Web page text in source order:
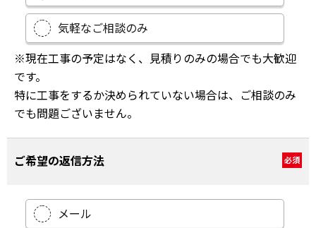
気軽なご相談のみ
※現在工事の予定はなく、見積りのみの場合でも大歓迎
です。
特に工事をするか決められていない場合は、ご相談のみ
でも問題ございません。
ご希望の返信方法 必須
メール